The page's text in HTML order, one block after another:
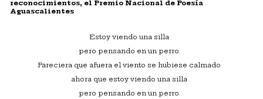
reconocimientos, el Premio Nacional de Poesía
Aguascalientes
Estoy viendo una silla
pero pensando en un perro.
Pareciera que afuera el viento se hubiese calmado
ahora que estoy viendo una silla
pero pensando en un perro.